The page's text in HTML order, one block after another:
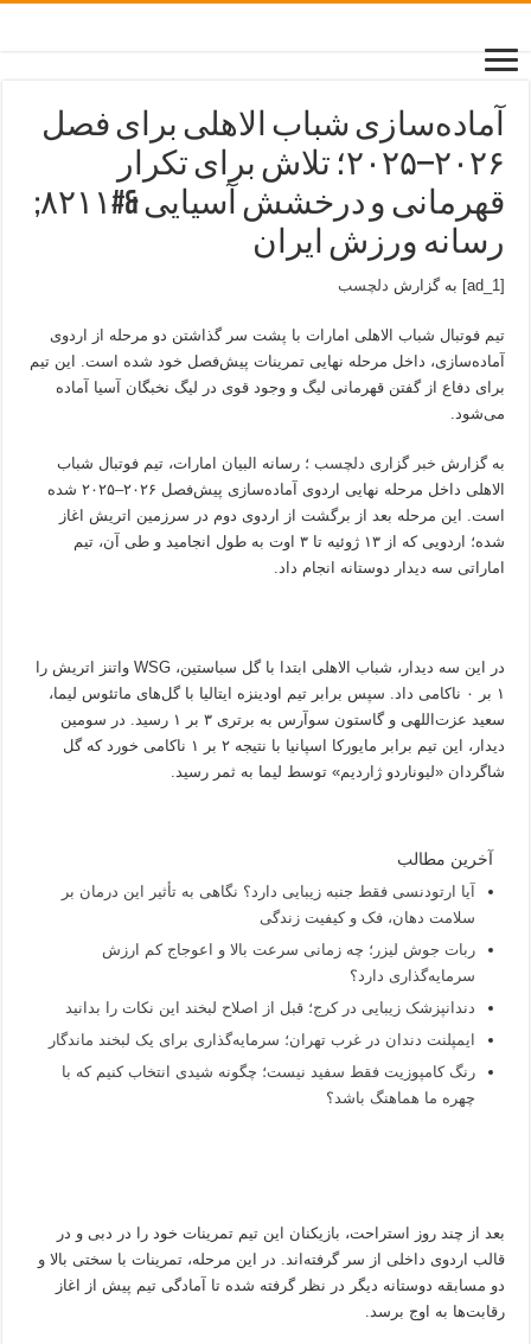
آماده‌سازی شباب الاهلی برای فصل
۲۰۲۶–۲۰۲۵؛ تلاش برای تکرار
قهرمانی و درخشش آسیایی &#۸۲۱۱;
رسانه ورزش ایران
[ad_1] به گزارش دلچسب
تیم فوتبال شباب الاهلی امارات با پشت سر گذاشتن دو مرحله از اردوی
آماده‌سازی، داخل مرحله نهایی تمرینات پیش‌فصل خود شده است. این تیم
برای دفاع از گفتن قهرمانی لیگ و وجود قوی در لیگ نخبگان آسیا آماده
می‌شود.
به گزارش خبر گزاری دلچسب ؛ رسانه البیان امارات، تیم فوتبال شباب
الاهلی داخل مرحله نهایی اردوی آماده‌سازی پیش‌فصل ۲۰۲۶–۲۰۲۵ شده
است. این مرحله بعد از برگشت از اردوی دوم در سرزمین اتریش اغاز
شده؛ اردویی که از ۱۳ ژوئیه تا ۳ اوت به طول انجامید و طی آن، تیم
اماراتی سه دیدار دوستانه انجام داد.
در این سه دیدار، شباب الاهلی ابتدا با گل سباستین، WSG واتنز اتریش را
۱ بر ۰ ناکامی داد. سپس برابر تیم اودینزه ایتالیا با گل‌های ماتئوس لیما،
سعید عزت‌اللهی و گاستون سوآرس به برتری ۳ بر ۱ رسید. در سومین
دیدار، این تیم برابر مایورکا اسپانیا با نتیجه ۲ بر ۱ ناکامی خورد که گل
شاگردان «لیوناردو ژاردیم» توسط لیما به ثمر رسید.
آخرین مطالب
آیا ارتودنسی فقط جنبه زیبایی دارد؟ نگاهی به تأثیر این درمان بر
سلامت دهان، فک و کیفیت زندگی
ربات جوش لیزر؛ چه زمانی سرعت بالا و اعوجاج کم ارزش
سرمایه‌گذاری دارد؟
دندانپزشک زیبایی در کرج؛ قبل از اصلاح لبخند این نکات را بدانید
ایمپلنت دندان در غرب تهران؛ سرمایه‌گذاری برای یک لبخند ماندگار
رنگ کامپوزیت فقط سفید نیست؛ چگونه شیدی انتخاب کنیم که با
چهره ما هماهنگ باشد؟
بعد از چند روز استراحت، بازیکنان این تیم تمرینات خود را در دبی و در
قالب اردوی داخلی از سر گرفته‌اند. در این مرحله، تمرینات با سختی بالا و
دو مسابقه دوستانه دیگر در نظر گرفته شده تا آمادگی تیم پیش از اغاز
رقابت‌ها به اوج برسد.